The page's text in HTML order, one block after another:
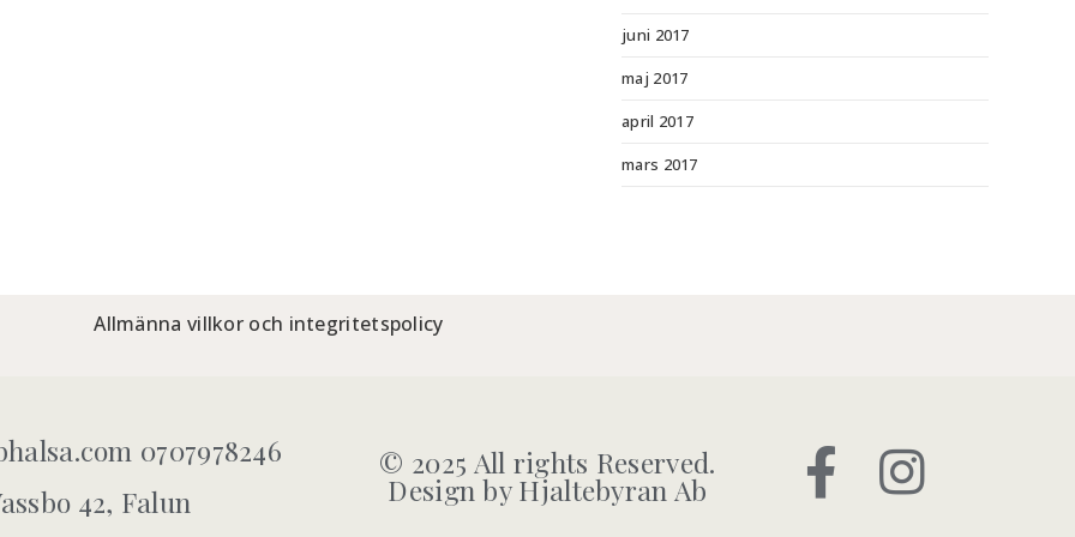
juni 2017
maj 2017
april 2017
mars 2017
Allmänna villkor och integritetspolicy
0707978246
42, Falun
© 2025 All rights Reserved.
Design by Hjaltebyran Ab